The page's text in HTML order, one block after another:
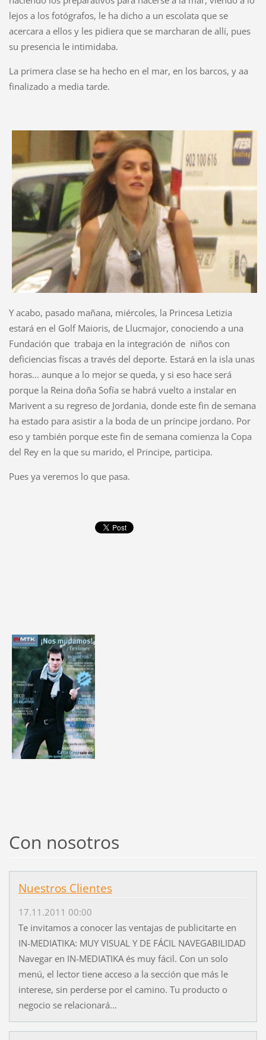
lejos a los fotógrafos, le ha dicho a un escolata que se
acercara a ellos y les pidiera que se marcharan de allí, pues
su presencia le intimidaba.
La primera clase se ha hecho en el mar, en los barcos, y aa
finalizado a media tarde.
Y acabo, pasado mañana, miércoles, la Princesa Letizia
estará en el Golf Maioris, de Llucmajor, conociendo a una
Fundación que trabaja en la integración de niños con
deficiencias físcas a través del deporte. Estará en la isla unas
horas... aunque a lo mejor se queda, y si eso hace será
porque la Reina doña Sofía se habrá vuelto a instalar en
Marivent a su regreso de Jordania, donde este fin de semana
ha estado para asistir a la boda de un príncipe jordano. Por
eso y también porque este fin de semana comienza la Copa
del Rey en la que su marido, el Principe, participa.
Pues ya veremos lo que pasa.
Con nosotros
Nuestros Clientes
17.11.2011 00:00
Te invitamos a conocer las ventajas de publicitarte en
IN-MEDIATIKA: MUY VISUAL Y DE FÁCIL NAVEGABILIDAD
Navegar en IN-MEDIATIKA és muy fácil. Con un solo
menú, el lector tiene acceso a la sección que más le
interese, sin perderse por el camino. Tu producto o
negocio se relacionará...